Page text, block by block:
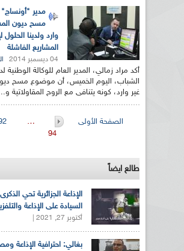
مدير "أونساج"
مسح ديون
وارد ولدينا الحلول
المشاريع الفاشلة
04 ديسمبر 2014
أكد مراد زمالي، المدير العام للوكالة
الشباب، اليوم الخميس، أن موضوع مسح
غير وارد، كونه يتنافى مع الروح المقاولاتية
الصفحات
الصفحة الأولى …
94
طالع ايضاً
السيادة على الإذاعة
أكتوبر 27, 2021 |
بغالي: احترافية الإذاعة